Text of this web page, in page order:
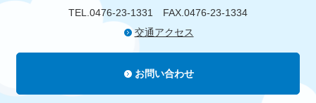
TEL.0476-23-1331 FAX.0476-23-1334
交通アクセス
お問い合わせ